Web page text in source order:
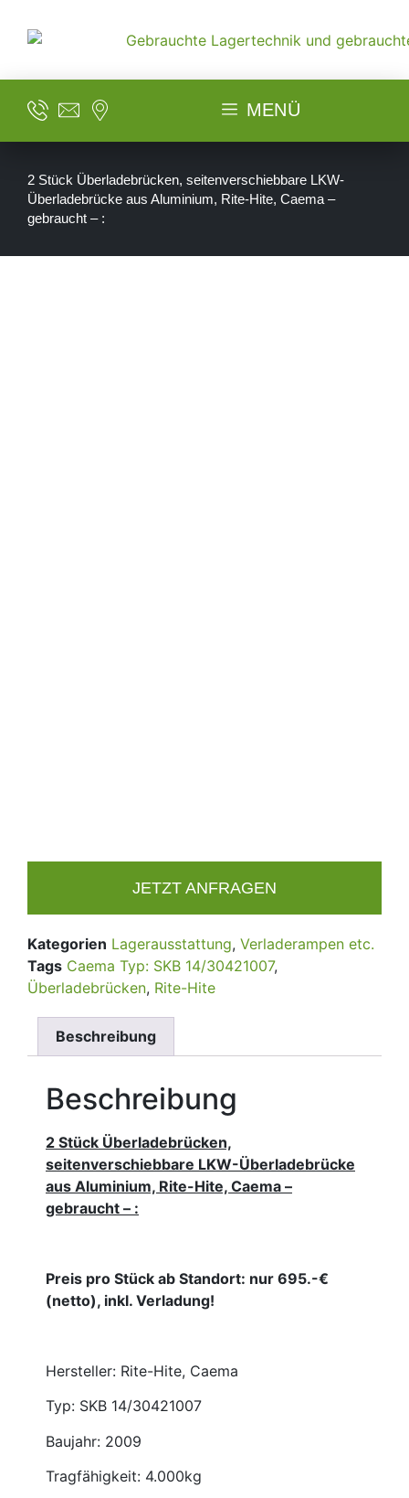
MENÜ
2 Stück Überladebrücken, seitenverschiebbare LKW-
Überladebrücke aus Aluminium, Rite-Hite, Caema –
gebraucht – :
JETZT ANFRAGEN
Kategorien Lagerausstattung, Verladerampen etc.
Tags Caema Typ: SKB 14/30421007,
Überladebrücken, Rite-Hite
Beschreibung
Beschreibung
2 Stück Überladebrücken,
seitenverschiebbare LKW-Überladebrücke
aus Aluminium, Rite-Hite, Caema –
gebraucht – :
Preis pro Stück ab Standort: nur 695.-€
(netto), inkl. Verladung!
Hersteller: Rite-Hite, Caema
Typ: SKB 14/30421007
Baujahr: 2009
Tragfähigkeit: 4.000kg